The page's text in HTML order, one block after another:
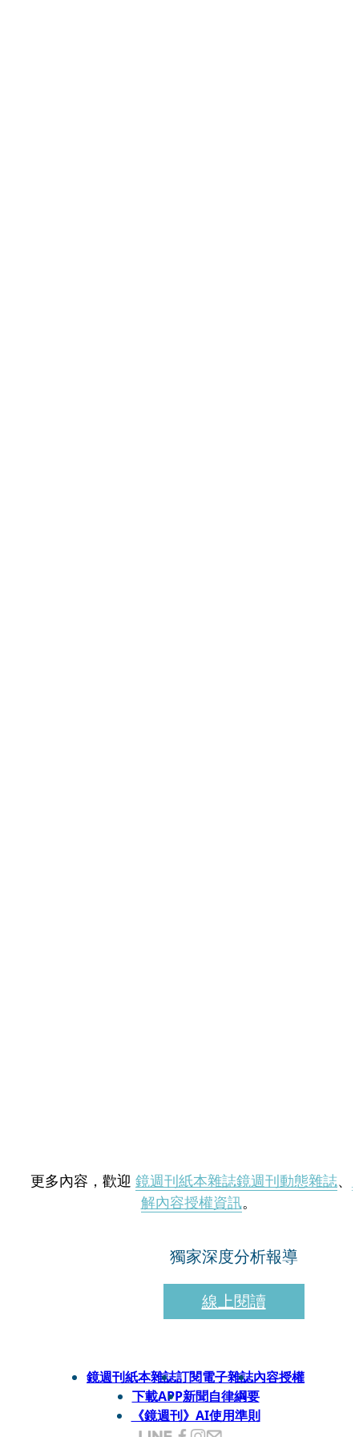
更多內容，歡迎 鏡週刊紙本雜誌鏡週刊動態雜誌、
解內容授權資訊。
獨家深度分析報導
線上閱讀
鏡週刊紙本雜誌訂閱電子雜誌內容授權
下載APP新聞自律綱要
《鏡週刊》AI使用準則